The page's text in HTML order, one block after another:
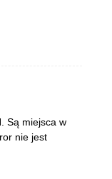
Są miejsca w
nie jest